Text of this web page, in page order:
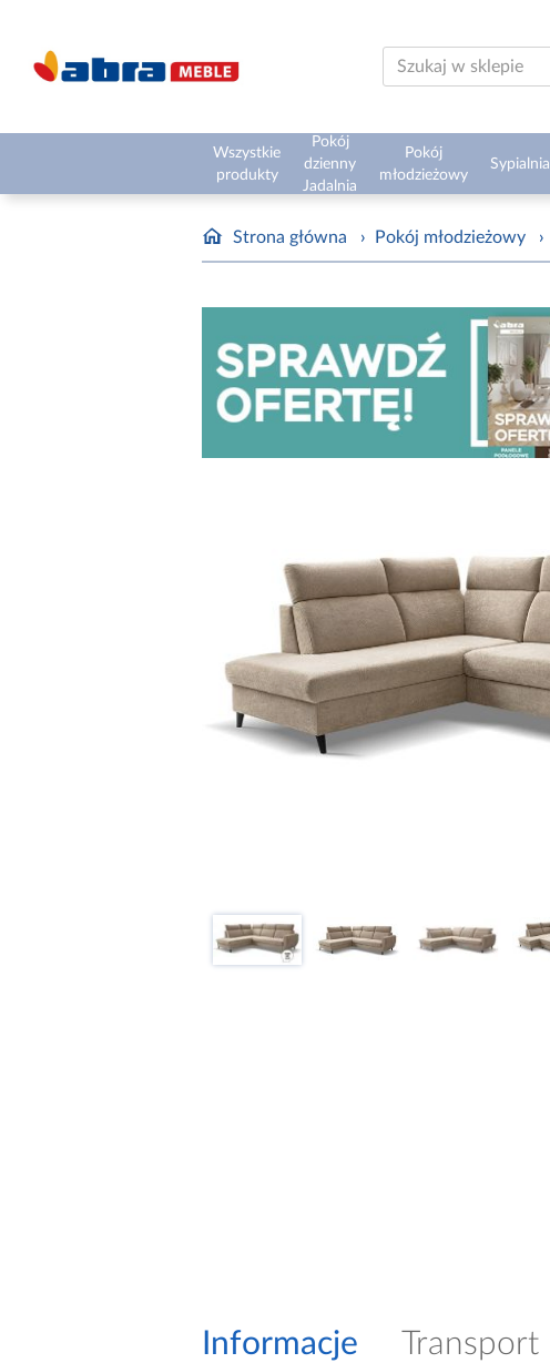
Wszystkie
produkty
Pokój
dzienny
Jadalnia
Pokój
młodzieżowy
Sypialnia
Strona główna › Pokój młodzieżowy ›
Informacje Transport